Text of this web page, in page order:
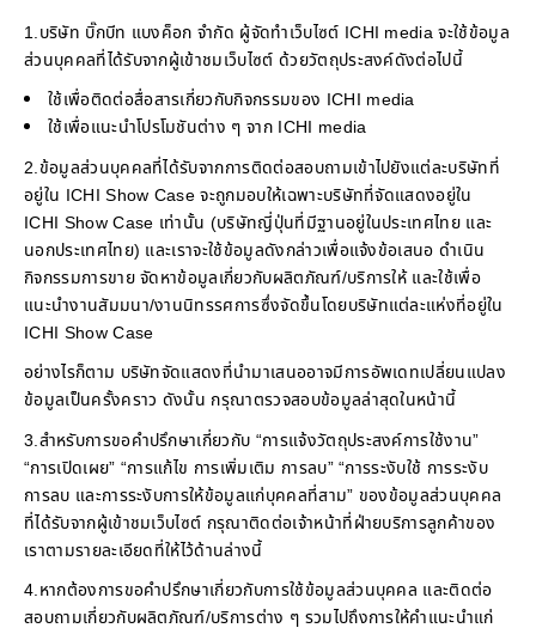
1.บริษัท บิ๊กบีท แบงค็อก จำกัด ผู้จัดทำเว็บไซต์ ICHI media จะใช้ข้อมูล
ส่วนบุคคลที่ได้รับจากผู้เข้าชมเว็บไซต์ ด้วยวัตถุประสงค์ดังต่อไปนี้
ใช้เพื่อติดต่อสื่อสารเกี่ยวกับกิจกรรมของ ICHI media
ใช้เพื่อแนะนำโปรโมชันต่าง ๆ จาก ICHI media
2.ข้อมูลส่วนบุคคลที่ได้รับจากการติดต่อสอบถามเข้าไปยังแต่ละบริษัทที่
อยู่ใน ICHI Show Case จะถูกมอบให้เฉพาะบริษัทที่จัดแสดงอยู่ใน
ICHI Show Case เท่านั้น (บริษัทญี่ปุ่นที่มีฐานอยู่ในประเทศไทย และ
นอกประเทศไทย) และเราจะใช้ข้อมูลดังกล่าวเพื่อแจ้งข้อเสนอ ดำเนิน
กิจกรรมการขาย จัดหาข้อมูลเกี่ยวกับผลิตภัณฑ์/บริการให้ และใช้เพื่อ
แนะนำงานสัมมนา/งานนิทรรศการซึ่งจัดขึ้นโดยบริษัทแต่ละแห่งที่อยู่ใน
ICHI Show Case
อย่างไรก็ตาม บริษัทจัดแสดงที่นำมาเสนออาจมีการอัพเดทเปลี่ยนแปลง
ข้อมูลเป็นครั้งคราว ดังนั้น กรุณาตรวจสอบข้อมูลล่าสุดในหน้านี้
3.สำหรับการขอคำปรึกษาเกี่ยวกับ “การแจ้งวัตถุประสงค์การใช้งาน”
“การเปิดเผย” “การแก้ไข การเพิ่มเติม การลบ” “การระงับใช้ การระงับ
การลบ และการระงับการให้ข้อมูลแก่บุคคลที่สาม” ของข้อมูลส่วนบุคคล
ที่ได้รับจากผู้เข้าชมเว็บไซต์ กรุณาติดต่อเจ้าหน้าที่ฝ่ายบริการลูกค้าของ
เราตามรายละเอียดที่ให้ไว้ด้านล่างนี้
4.หากต้องการขอคำปรึกษาเกี่ยวกับการใช้ข้อมูลส่วนบุคคล และติดต่อ
สอบถามเกี่ยวกับผลิตภัณฑ์/บริการต่าง ๆ รวมไปถึงการให้คำแนะนำแก่